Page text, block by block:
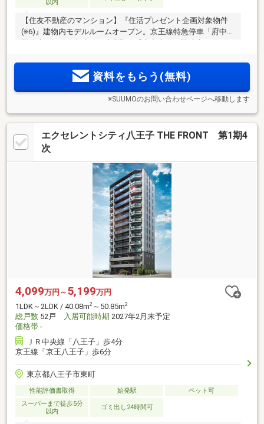
以内
【住友不動産のマンション】『住活プレゼント企画対象物件
(※6)』建物内モデルルームオープン。京王線特急停車「府中」
ながら、潤い豊かな自然や文化・芸術施設も身近。地上19階
建・大規模122邸
資料をもらう(無料)
※SUUMOのお問い合わせページへ移動します
エクセレントシティ八王子 THE FRONT 第1期4
次
4,099万円～ 5,199万円
1LDK～2LDK / 40.08m2 ～50.85m2
総戸数 52戸 入居可能時期 2027年2月末予定
価格帯 -
ＪＲ中央線「八王子」歩4分
京王線「京王八王子」歩6分
東京都八王子市東町
性能評価書取得 始発駅
ペット可
スーパーまで徒歩5分
以内
ゴミ出し24時間可